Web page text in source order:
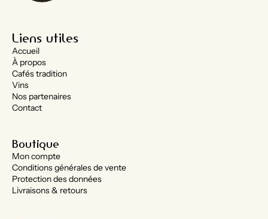
Liens utiles
Accueil
À propos
Cafés tradition
Vins
Nos partenaires
Contact
Boutique
Mon compte
Conditions générales de vente
Protection des données
Livraisons & retours